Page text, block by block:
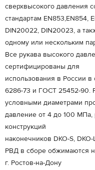
сверхвысокого давления
стандартам EN853,EN854,
DIN20022, DIN20023, а
одному или нескольким
Все рукава высокого
сертифицированы для
использования в России в
6286-73 и ГОСТ 25452-90.
условными диаметрами
давление от 4 до 100
конструкций
наконечников DKO-S,
РВД в сборе обжимаются
г. Ростов-на-Дону